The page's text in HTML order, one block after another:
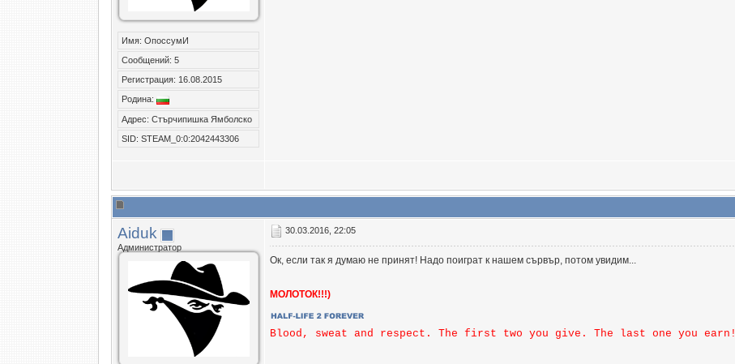
Имя: ОпоссумИ
Сообщений: 5
Регистрация: 16.08.2015
Родина:
Адрес: Стърчипишка Ямболско
SID: STEAM_0:0:2042443306
Aiduk
Администратор
30.03.2016, 22:05
Ок, если так я думаю не принят! Надо поиграт к нашем сървър, потом увидим...
МОЛОТОК!!!)
Blood, sweat and respect. The first two you give. The last one you earn!